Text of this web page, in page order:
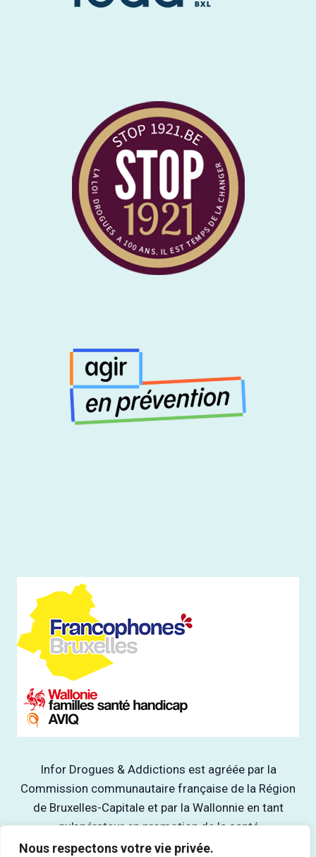
Nous respectons votre vie privée.
Infor Drogues & Addictions est agréée par la
Commission communautaire française de la Région
de Bruxelles-Capitale et par la Wallonnie en tant
qu'opérateur en promotion de la santé